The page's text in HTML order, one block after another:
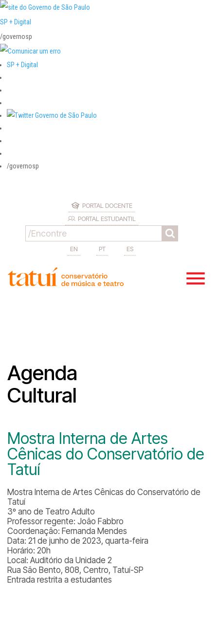
SP + Digital
/governosp
SP + Digital
/governosp
PORTAL DOCENTE
PORTAL ESTUDANTIL
EN PT ES
Agenda
Cultural
Mostra Interna de Artes
Cênicas do Conservatório de
Tatuí
Mostra Interna de Artes Cênicas do Conservatório de
Tatuí
3º ano de Teatro Adulto
Professor regente: João Fabbro
Coordenação: Fernanda Mendes
Data: 21 de junho de 2023, quarta-feira
Horário: 20h
Local: Auditório da Unidade 2
Rua São Bento, 808, Centro, Tatuí-SP
Entrada restrita a estudantes